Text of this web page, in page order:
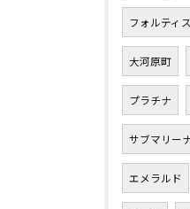
フォルティス
大河原町
プラチナ
サブマリー
エメラルド